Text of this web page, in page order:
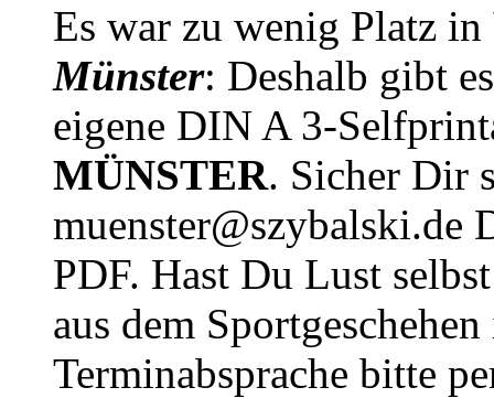
Es war zu wenig Platz in
Münster: Deshalb gibt
eigene DIN A 3-
MÜNSTER. Sicher Dir
muenster@szybalski.de
PDF. Hast Du Lust
aus dem
Terminabsprache bitte